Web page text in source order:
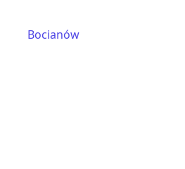
Bocianów